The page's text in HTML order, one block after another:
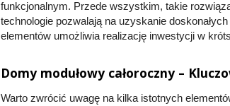
funkcjonalnym. Przede wszystkim, takie
technologie pozwalają na uzyskanie
elementów umożliwia realizację inwestycji w
Domy modułowy całoroczny –
Warto zwrócić uwagę na kilka istotnych